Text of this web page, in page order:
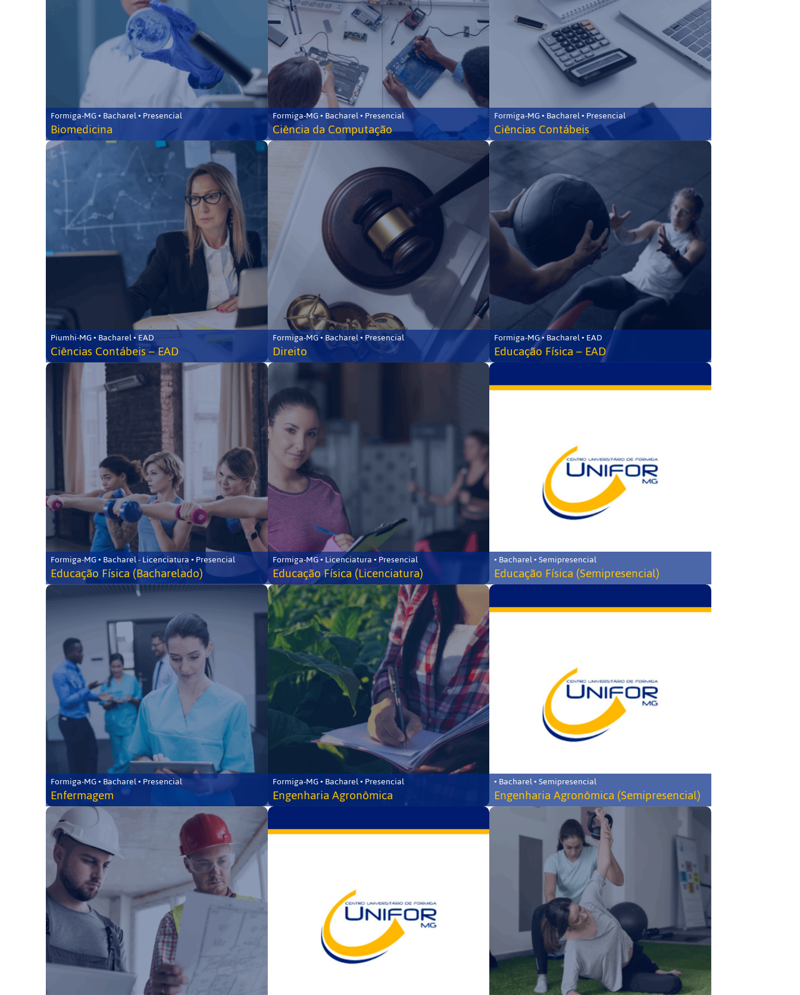
Formiga-MG • Bacharel • Presencial
Biomedicina
Formiga-MG • Bacharel • Presencial
Ciência da Computação
Formiga-MG • Bacharel • Presencial
Ciências Contábeis
Piumhi-MG • Bacharel • EAD
Ciências Contábeis – EAD
Formiga-MG • Bacharel • Presencial
Direito
Formiga-MG • Bacharel • EAD
Educação Física – EAD
Formiga-MG • Bacharel - Licenciatura • Presencial
Educação Física (Bacharelado)
Formiga-MG • Licenciatura • Presencial
Educação Física (Licenciatura)
• Bacharel • Semipresencial
Educação Física (Semipresencial)
Formiga-MG • Bacharel • Presencial
Enfermagem
Formiga-MG • Bacharel • Presencial
Engenharia Agronômica
• Bacharel • Semipresencial
Engenharia Agronômica (Semipresencial)